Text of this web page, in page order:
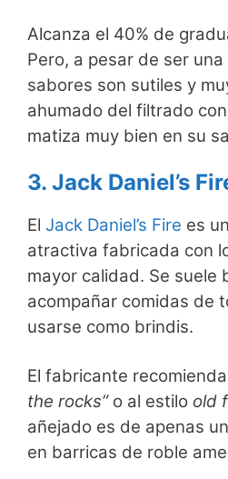
Alcanza el 40% de
Pero, a pesar de ser
sabores son sutiles y
ahumado del filtrado
matiza muy bien en su
3. Jack Daniel’s
El Jack Daniel’s Fire es
atractiva fabricada con
mayor calidad. Se suele
acompañar comidas de
usarse como brindis.
El fabricante
the rocks”o al estilo old
añejado es de apenas
en barricas de roble